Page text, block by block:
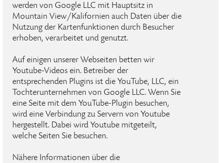
werden von Google LLC mit Hauptsitz in
Mountain View/Kalifornien auch Daten über die
Nutzung der Kartenfunktionen durch Besucher
erhoben, verarbeitet und genutzt.
Auf einigen unserer Webseiten betten wir
Youtube-Videos ein. Betreiber der
entsprechenden Plugins ist die YouTube, LLC, ein
Tochterunternehmen von Google LLC. Wenn Sie
eine Seite mit dem YouTube-Plugin besuchen,
wird eine Verbindung zu Servern von Youtube
hergestellt. Dabei wird Youtube mitgeteilt,
welche Seiten Sie besuchen.
Nähere Informationen über die